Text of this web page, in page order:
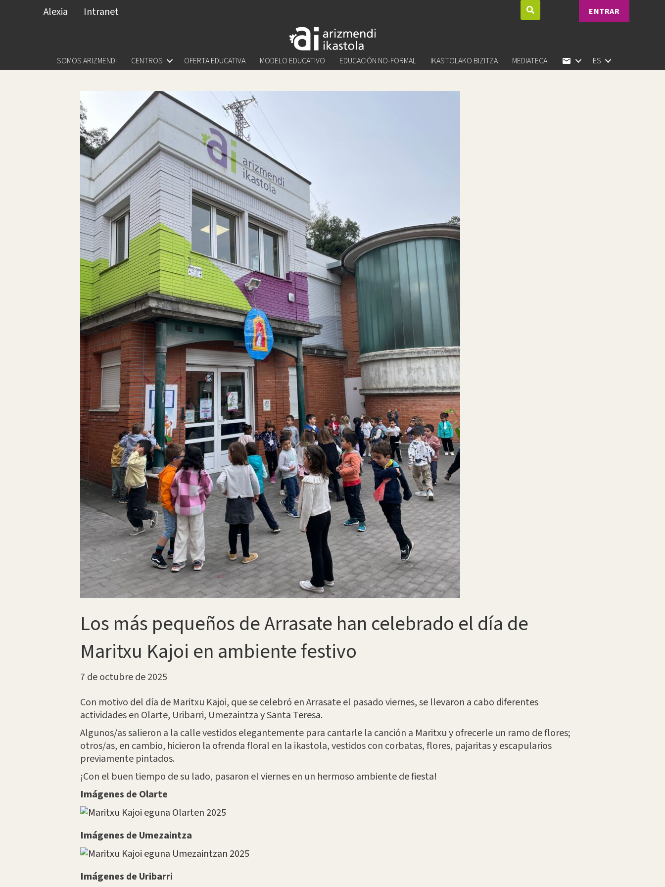
Alexia Intranet ENTRAR
SOMOS ARIZMENDI CENTROS OFERTA EDUCATIVA MODELO EDUCATIVO EDUCACIÓN NO-FORMAL IKASTOLAKO BIZITZA MEDIATECA ES
Los más pequeños de Arrasate han celebrado el día de
Maritxu Kajoi en ambiente festivo
7 de octubre de 2025
Con motivo del día de Maritxu Kajoi, que se celebró en Arrasate el pasado viernes, se llevaron a cabo diferentes
actividades en Olarte, Uribarri, Umezaintza y Santa Teresa.
Algunos/as salieron a la calle vestidos elegantemente para cantarle la canción a Maritxu y ofrecerle un ramo de flores;
otros/as, en cambio, hicieron la ofrenda floral en la ikastola, vestidos con corbatas, flores, pajaritas y escapularios
previamente pintados.
¡Con el buen tiempo de su lado, pasaron el viernes en un hermoso ambiente de fiesta!
Imágenes de Olarte
Imágenes de Umezaintza
Imágenes de Uribarri